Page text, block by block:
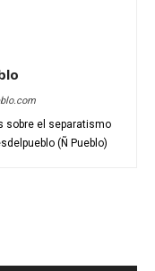
sobre el separatismo
(Ñ Pueblo)